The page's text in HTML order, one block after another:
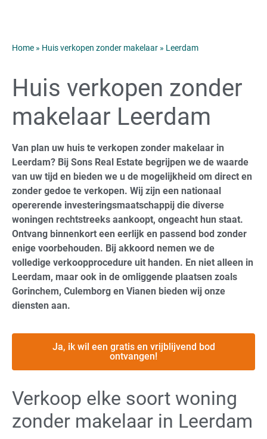
Home » Huis verkopen zonder makelaar » Leerdam
Huis verkopen zonder
makelaar Leerdam
Van plan uw huis te verkopen zonder makelaar in
Leerdam? Bij Sons Real Estate begrijpen we de waarde
van uw tijd en bieden we u de mogelijkheid om direct en
zonder gedoe te verkopen. Wij zijn een nationaal
opererende investeringsmaatschappij die diverse
woningen rechtstreeks aankoopt, ongeacht hun staat.
Ontvang binnenkort een eerlijk en passend bod zonder
enige voorbehouden. Bij akkoord nemen we de
volledige verkoopprocedure uit handen. En niet alleen in
Leerdam, maar ook in de omliggende plaatsen zoals
Gorinchem, Culemborg en Vianen bieden wij onze
diensten aan.
Ja, ik wil een gratis en vrijblijvend bod
ontvangen!
Verkoop elke soort woning
zonder makelaar in Leerdam